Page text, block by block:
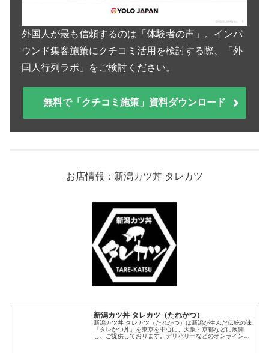
外国人が最も信頼するのは「体験者の声」。インバ
ウンド集客施策にクチコミ活用を検討する際、「外
国人行列ラボ」をご検討ください。
無料で「クチコミ施策」資料ダウンロード
お店情報：新潟カツ丼 タレカツ
新潟カツ丼 タレカツ（たれかつ）
新潟カツ丼 タレカツ（たれかつ）は新潟が生んだ伝統の味
「タレかつ丼」を東京を中心に、大阪・京都などに展開
し、ご提供しております。デリバリーなどのオンライン注